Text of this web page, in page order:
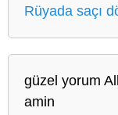
Rüyada saçı
güzel yorum
amin